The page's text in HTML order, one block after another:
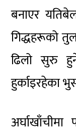
बनाएर
गिद्धहरूको
ढिलो सुरु
हुर्काइरहेका